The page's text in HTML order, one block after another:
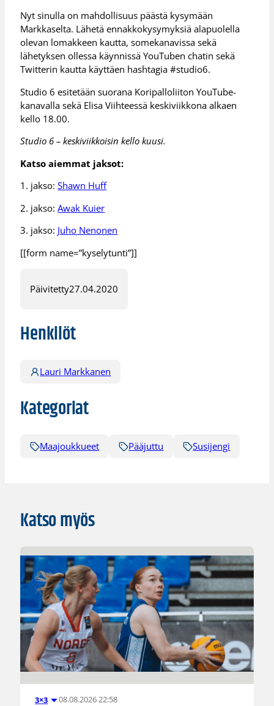
Nyt sinulla on mahdollisuus päästä kysymään
Markkaselta. Lähetä ennakkokysymyksiä alapuolella
olevan lomakkeen kautta, somekanavissa sekä
lähetyksen ollessa käynnissä YouTuben chatin sekä
Twitterin kautta käyttäen hashtagia #studio6.
Studio 6 esitetään suorana Koripalloliiton YouTube-
kanavalla sekä Elisa Viihteessä keskiviikkona alkaen
kello 18.00.
Studio 6 – keskiviikkoisin kello kuusi.
Katso aiemmat jaksot:
1. jakso:Shawn Huff
2. jakso:Awak Kuier
3. jakso: Juho Nenonen
[[form name=”kyselytunti”]]
Päivitetty27.04.2020
Henkilöt
Lauri Markkanen
Kategoriat
Maajoukkueet Pääjuttu Susijengi
Katso myös
3×3 08.08.2026 22:58